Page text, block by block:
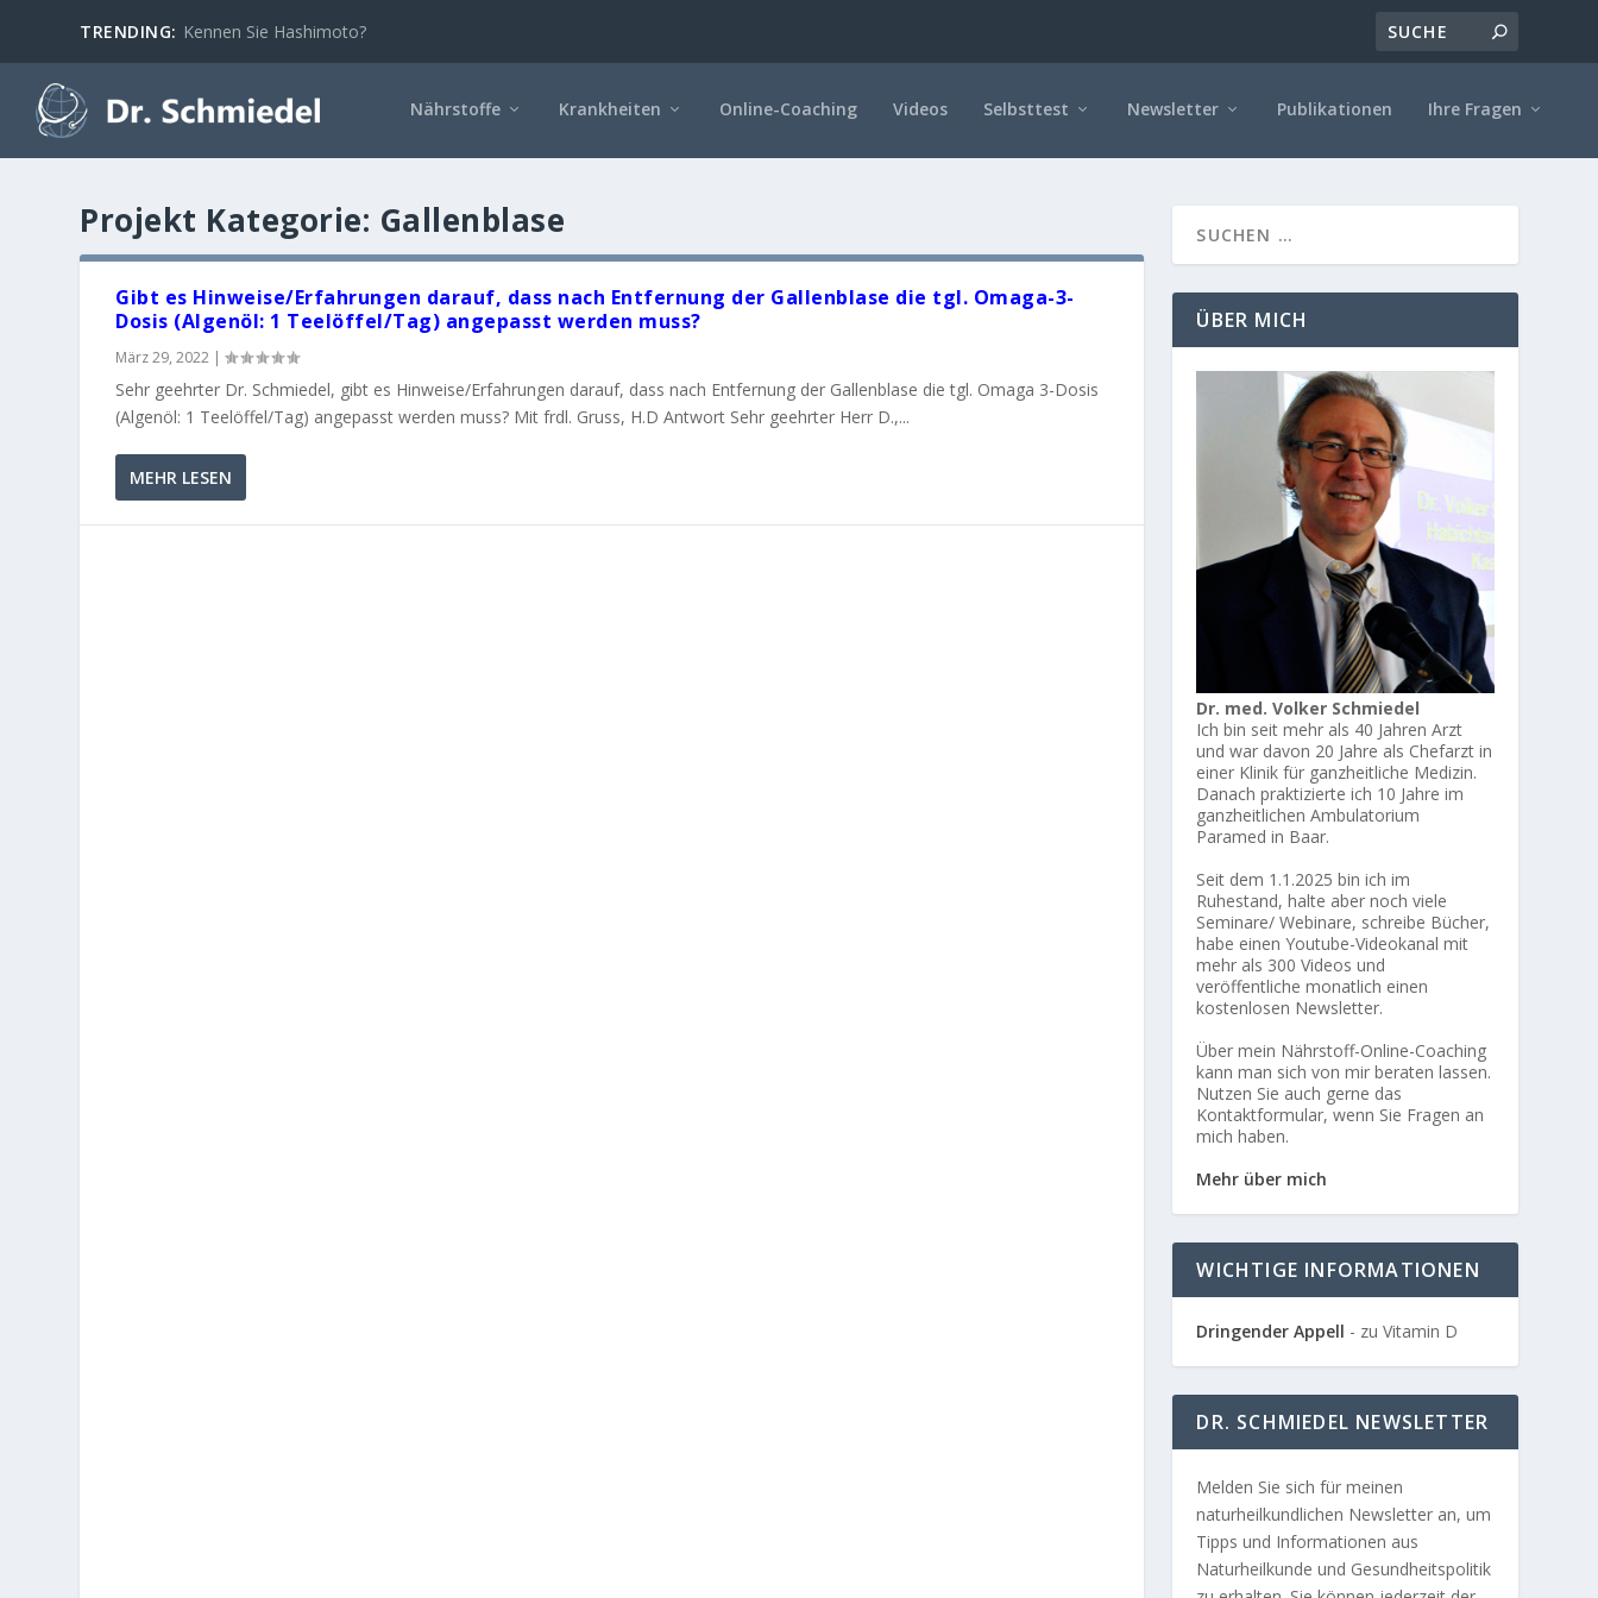
TRENDING: Kennen Sie Hashimoto?
Nährstoffe Krankheiten Online-Coaching Videos Selbsttest Newsletter Publikationen Ihre Fragen
Projekt Kategorie: Gallenblase
Gibt es Hinweise/Erfahrungen darauf, dass nach Entfernung der Gallenblase die tgl. Omaga-3-
Dosis (Algenöl: 1 Teelöffel/Tag) angepasst werden muss?
März 29, 2022 |
Sehr geehrter Dr. Schmiedel, gibt es Hinweise/Erfahrungen darauf, dass nach Entfernung der Gallenblase die tgl. Omaga 3-Dosis
(Algenöl: 1 Teelöffel/Tag) angepasst werden muss? Mit frdl. Gruss, H.D Antwort Sehr geehrter Herr D.,...
MEHR LESEN
ÜBER MICH
Dr. med. Volker Schmiedel
Ich bin seit mehr als 40 Jahren Arzt
und war davon 20 Jahre als Chefarzt in
einer Klinik für ganzheitliche Medizin.
Danach praktizierte ich 10 Jahre im
ganzheitlichen Ambulatorium
Paramed in Baar.
Seit dem 1.1.2025 bin ich im
Ruhestand, halte aber noch viele
Seminare/ Webinare, schreibe Bücher,
habe einen Youtube-Videokanal mit
mehr als 300 Videos und
veröffentliche monatlich einen
kostenlosen Newsletter.
Über mein Nährstoff-Online-Coaching
kann man sich von mir beraten lassen.
Nutzen Sie auch gerne das
Kontaktformular, wenn Sie Fragen an
mich haben.
Mehr über mich
WICHTIGE INFORMATIONEN
Dringender Appell - zu Vitamin D
DR. SCHMIEDEL NEWSLETTER
Melden Sie sich für meinen
naturheilkundlichen Newsletter an, um
Tipps und Informationen aus
Naturheilkunde und Gesundheitspolitik